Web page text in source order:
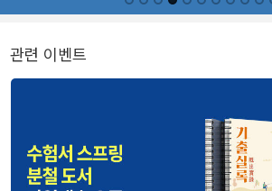
관련 이벤트